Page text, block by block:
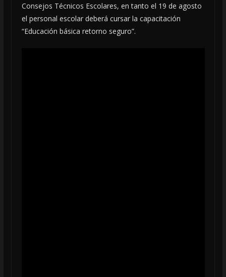
Consejos Técnicos Escolares, en tanto el 19 de agosto
el personal escolar deberá cursar la capacitación
“Educación básica retorno seguro”.